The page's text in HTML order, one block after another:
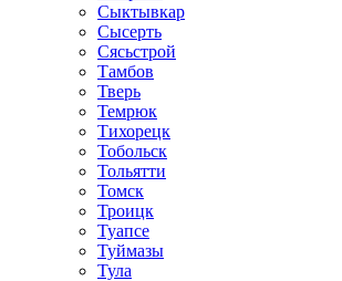
Сыктывкар
Сысерть
Сясьстрой
Тамбов
Тверь
Темрюк
Тихорецк
Тобольск
Тольятти
Томск
Троицк
Туапсе
Туймазы
Тула